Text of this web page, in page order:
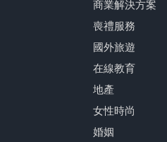
商業解決方案
喪禮服務
國外旅遊
在線教育
地產
女性時尚
婚姻